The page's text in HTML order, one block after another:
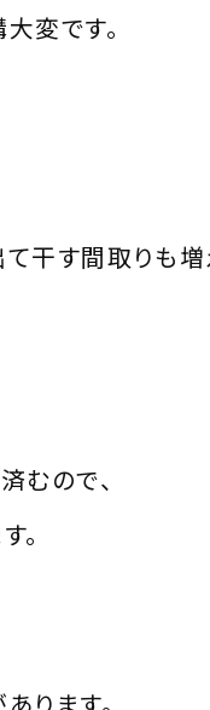
変です。
干す間取りも増
むので、
。
ります。